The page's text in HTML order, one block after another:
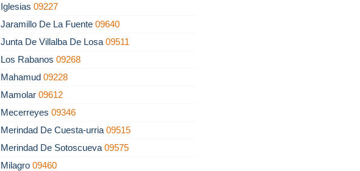
Iglesias09227
Jaramillo De La Fuente09640
Junta De Villalba De Losa09511
Los Rabanos09268
Mahamud09228
Mamolar09612
Mecerreyes09346
Merindad De Cuesta-urria09515
Merindad De Sotoscueva09575
Milagro09460